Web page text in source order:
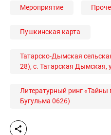
Мероприятие
Пушкинская карта
Татарско-Дымская
28), с. Татарская Дымская,
Литературный ринг
Бугульма 0626)